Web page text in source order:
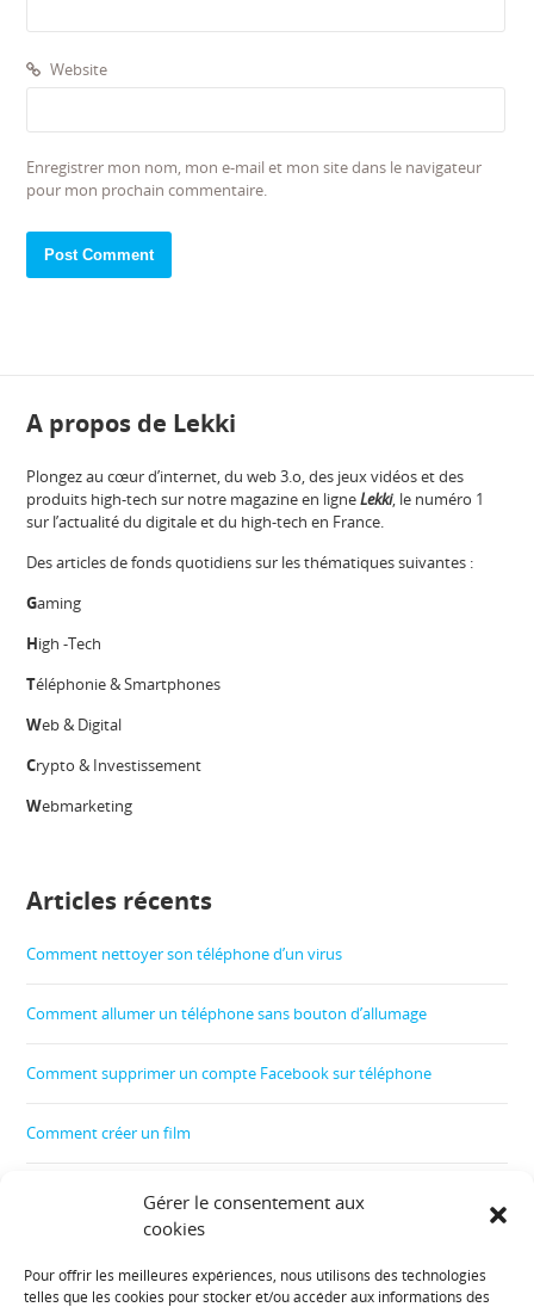
Gérer le consentement aux
cookies
Pour offrir les meilleures expériences, nous utilisons des technologies
telles que les cookies pour stocker et/ou accéder aux informations des
Website
Enregistrer mon nom, mon e-mail et mon site dans le navigateur
pour mon prochain commentaire.
A propos de Lekki
Plongez au cœur d’internet, du web 3.o, des jeux vidéos et des
produits high-tech sur notre magazine en ligneLekki, le numéro 1
sur l’actualité du digitale et du high-tech en France.
Des articles de fonds quotidiens sur les thématiques suivantes :
Gaming
High -Tech
Téléphonie & Smartphones
Web & Digital
Crypto & Investissement
Webmarketing
Articles récents
Comment nettoyer son téléphone d’un virus
Comment allumer un téléphone sans bouton d’allumage
Comment supprimer un compte Facebook sur téléphone
Comment créer un film
Comment contrôler le téléphone de son enfant